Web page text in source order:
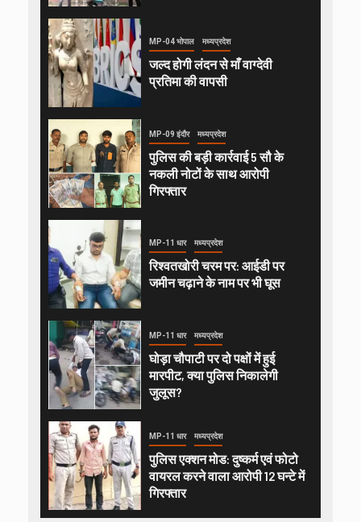
MP-04 भोपाल मध्यप्रदेश
जल्द होगी लंदन से माँ वाग्देवी
प्रतिमा की वापसी
MP-09 इंदौर मध्यप्रदेश
पुलिस की बड़ी कार्रवाई 5 सौ के
नकली नोटों के साथ आरोपी
गिरफ्तार
MP-11 धार मध्यप्रदेश
रिश्वतखोरी चरम पर: आईडी पर
जमीन चढ़ाने के नाम पर भी घूस
MP-11 धार मध्यप्रदेश
घोड़ा चौपाटी पर दो पक्षों में हुई
मारपीट, क्या पुलिस निकालेगी
जुलूस?
MP-11 धार मध्यप्रदेश
पुलिस एक्शन मोड: दुष्कर्म एवं फोटो
वायरल करने वाला आरोपी 12 घन्टे में
गिरफ्तार